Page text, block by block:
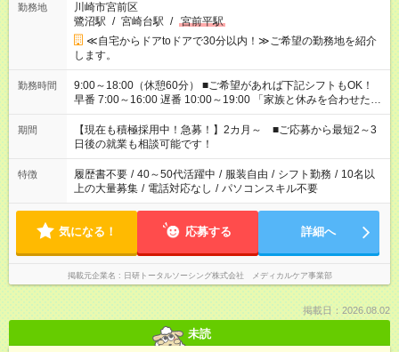
勤務地
川崎市宮前区
鷺沼駅 / 宮崎台駅 / 宮前平駅
≪自宅からドアtoドアで30分以内！≫ご希望の勤務地を紹介
します。
勤務時間
9:00～18:00（休憩60分） ■ご希望があれば下記シフトもOK！
早番 7:00～16:00 遅番 10:00～19:00 「家族と休みを合わせた
い」 「余裕を持って夕飯の準備がしたい」 「できれば残業はし
たくない」 など、ご希望を教えてくださいね。 ※Wワーク希望
の方へ 今ご覧のお仕事で希望する勤務時間と、もう1つのお仕事
の勤務時間。 合計で週40時間を超える場合は応募できません。
期間
【現在も積極採用中！急募！】2カ月～ ■ご応募から最短2～3
日後の就業も相談可能です！
特徴 履歴書不要 / 40～50代活躍中 / 服装自由 / シフト勤務 / 10名以
上の大量募集 / 電話対応なし / パソコンスキル不要
気になる！ 応募する 詳細へ
掲載元企業名 日研トータルソーシング株式会社 メディカルケア事業部
掲載日：2026.08.02
未読